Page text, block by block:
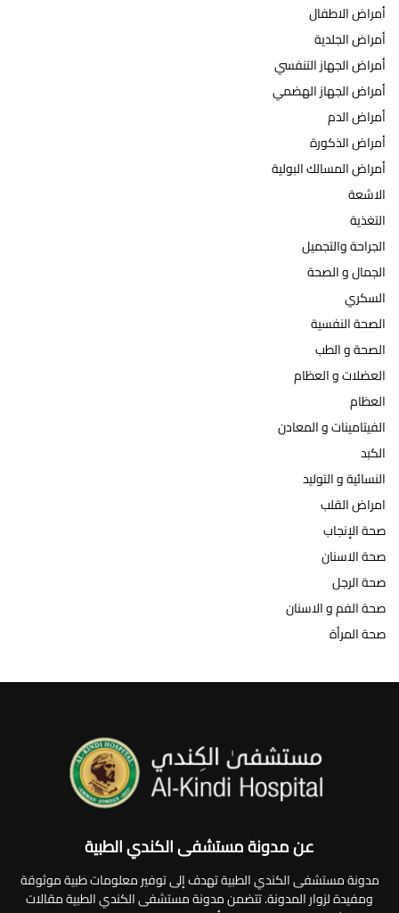
oأمراض الاطفال
أمراض الجلدية
أمراض الجهاز التنفسي
أمراض الجهاز الهضمي
أمراض الدم
أمراض الذكورة
أمراض المسالك البولية
الاشعة
التغذية
الجراحة والتجميل
الجمال و الصحة
السكري
الصحة النفسية
الصحة و الطب
العضلات و العظام
العظام
الفيتامينات و المعادن
الكبد
النسائية و التوليد
امراض القلب
صحة الإنجاب
صحة الاسنان
صحة الرجل
صحة الفم و الاسنان
صحة المرأة
عن مدونة مستشفى الكندي الطبية
مدونة مستشفى الكندي الطبية تهدف إلى توفير معلومات طبية موثوقة
ومفيدة لزوار المدونة. تتضمن مدونة مستشفى الكندي الطبية مقالات